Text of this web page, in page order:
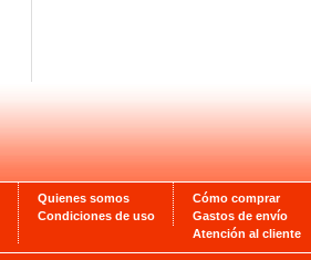
Quienes somos
Condiciones de uso
Cómo comprar
Gastos de envío
Atención al cliente